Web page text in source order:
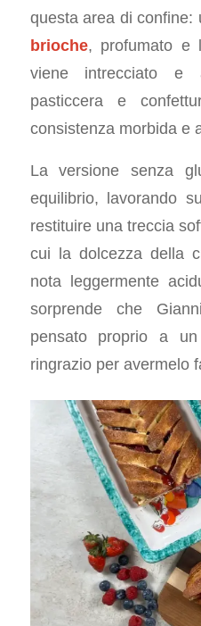
questa area di confine:
brioche, profumato e
viene intrecciato e
pasticcera e
consistenza morbida e
La versione senza
equilibrio, lavorando
restituire una treccia
cui la dolcezza della
nota leggermente
sorprende che
pensato proprio a
ringrazio per avermelo